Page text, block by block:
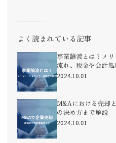
よく読まれている記事
事業譲渡とは？メ
流れ、税金や会計
2024.10.01
M&Aにおける売却
の決め方まで解説
2024.10.01